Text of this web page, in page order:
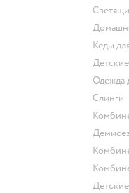
Кеды
Слинги